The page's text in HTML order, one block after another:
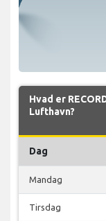
Hvad er
Lufthavn?
Dag
Mandag
Tirsdag